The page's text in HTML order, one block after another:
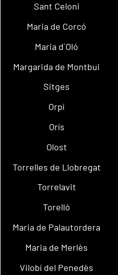
Sant Celoni
Maria de Corcó
Maria d´Oló
Margarida de Montbui
Sitges
Orpí
Orís
Olost
Torrelles de Llobregat
Torrelavit
Torelló
Maria de Palautordera
Maria de Merlès
Vilobí del Penedès